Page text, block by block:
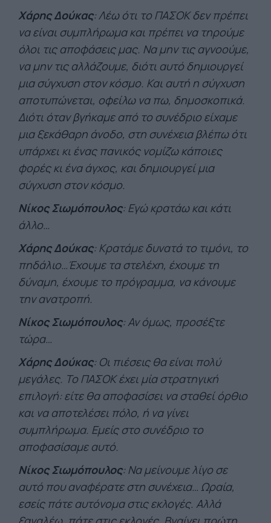
Χάρης Δούκας: Λέω ότι το ΠΑΣΟΚ δεν πρέπει
να είναι συμπλήρωμα και πρέπει να τηρούμε
όλοι τις αποφάσεις μας. Να μην τις αγνοούμε,
να μην τις αλλάζουμε, διότι αυτό δημιουργεί
μια σύγχυση στον κόσμο. Και αυτή η σύγχυση
αποτυπώνεται, οφείλω να πω, δημοσκοπικά.
Διότι όταν βγήκαμε από το συνέδριο είχαμε
μια ξεκάθαρη άνοδο, στη συνέχεια βλέπω ότι
υπάρχει κι ένας πανικός νομίζω κάποιες
φορές κι ένα άγχος, και δημιουργεί μια
σύγχυση στον κόσμο.
Νίκος Σιωμόπουλος: Εγώ κρατάω και κάτι
άλλο…
Χάρης Δούκας: Κρατάμε δυνατά το τιμόνι, το
πηδάλιο…Έχουμε τα στελέχη, έχουμε τη
δύναμη, έχουμε το πρόγραμμα, να κάνουμε
την ανατροπή.
Νίκος Σιωμόπουλος: Αν όμως, προσέξτε
τώρα…
Χάρης Δούκας: Οι πιέσεις θα είναι πολύ
μεγάλες. Το ΠΑΣΟΚ έχει μία στρατηγική
επιλογή: είτε θα αποφασίσει να σταθεί όρθιο
και να αποτελέσει πόλο, ή να γίνει
συμπλήρωμα. Εμείς στο συνέδριο το
αποφασίσαμε αυτό.
Νίκος Σιωμόπουλος: Να μείνουμε λίγο σε
αυτό που αναφέρατε στη συνέχεια… Ωραία,
εσείς πάτε αυτόνομα στις εκλογές. Αλλά